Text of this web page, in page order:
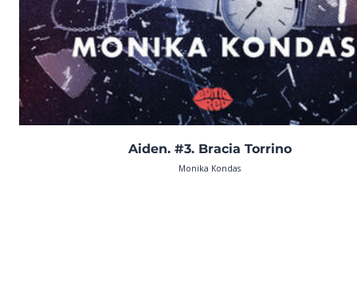
Aiden. #3. Bracia Torrino
Monika Kondas